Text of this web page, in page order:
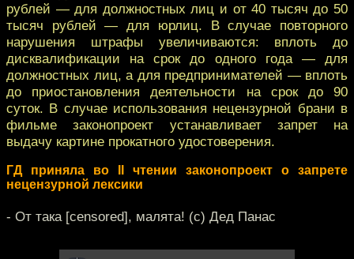
рублей — для должностных лиц и от 40 тысяч до 50
тысяч рублей — для юрлиц. В случае повторного
нарушения штрафы увеличиваются: вплоть до
дисквалификации на срок до одного года — для
должностных лиц, а для предпринимателей — вплоть
до приостановления деятельности на срок до 90
суток. В случае использования нецензурной брани в
фильме законопроект устанавливает запрет на
выдачу картине прокатного удостоверения.
ГД приняла во II чтении законопроект о запрете
нецензурной лексики
- От така [censored], малята! (с) Дед Панас